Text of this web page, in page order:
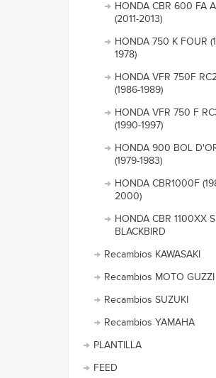
HONDA CBR 600 FA
(2011-2013)
HONDA 750 K FOUR
1978)
HONDA VFR 750F
(1986-1989)
HONDA VFR 750 F
(1990-1997)
HONDA 900 BOL
(1979-1983)
HONDA CBR1000F
2000)
HONDA CBR 1100XX
BLACKBIRD
Recambios KAWASAKI
Recambios MOTO GUZZI
Recambios SUZUKI
Recambios YAMAHA
PLANTILLA
FEED